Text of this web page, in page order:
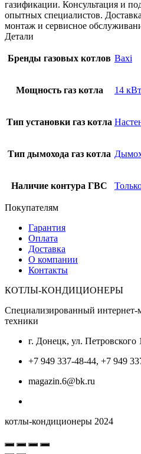
газификации. Консультация и
опытных специалистов.
монтаж и сервисное
Детали
Бренды газовых котлов Baxi
Мощность газ котла 14 кВт
Тип установки газ котла
Тип дымохода газ котла
Наличие контура ГВС
Покупателям
Гарантия
Оплата
Доставка
О компании
Контакты
КОТЛЫ-КОНДИЦИОНЕРЫ
Специализированный интернет-
техники
г. Донецк, ул. Петровского
+7 949 337-48-44, +7 949
magazin.6@bk.ru
котлы-кондиционеры 2024